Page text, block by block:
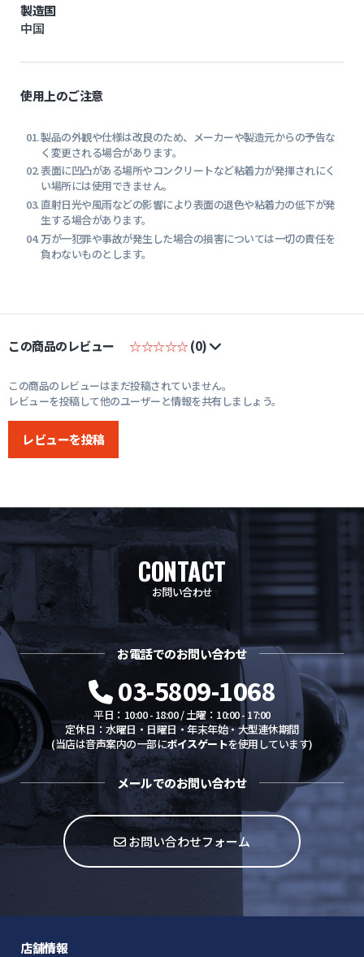
製造国
中国
使用上のご注意
製品の外観や仕様は改良のため、メーカーや製造元からの予告な
く変更される場合があります。
表面に凹凸がある場所やコンクリートなど粘着力が発揮されにく
い場所には使用できません。
直射日光や風雨などの影響により表面の退色や粘着力の低下が発
生する場合があります。
万が一犯罪や事故が発生した場合の損害については一切の責任を
負わないものとします。
この商品のレビュー ☆☆☆☆☆(0)
この商品のレビューはまだ投稿されていません。
レビューを投稿して他のユーザーと情報を共有しましょう。
レビューを投稿
CONTACT
お問い合わせ
お電話でのお問い合わせ
03-5809-1068
平日：10:00 - 18:00 / 土曜：10:00 - 17:00
定休日：水曜日・日曜日・年末年始・大型連休期間
(当店は音声案内の一部にボイスゲートを使用しています)
メールでのお問い合わせ
お問い合わせフォーム
店舗情報